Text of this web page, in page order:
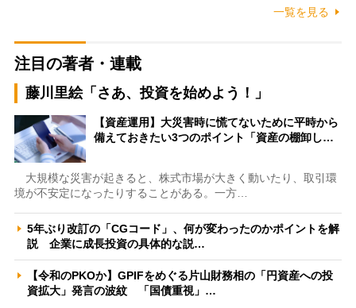
一覧を見る
注目の著者・連載
藤川里絵「さあ、投資を始めよう！」
【資産運用】大災害時に慌てないために平時から
備えておきたい3つのポイント「資産の棚卸し…
大規模な災害が起きると、株式市場が大きく動いたり、取引環
境が不安定になったりすることがある。一方…
5年ぶり改訂の「CGコード」、何が変わったのかポイントを解
説 企業に成長投資の具体的な説…
【令和のPKOか】GPIFをめぐる片山財務相の「円資産への投
資拡大」発言の波紋 「国債重視」…